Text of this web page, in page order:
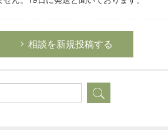
相談を新規投稿する